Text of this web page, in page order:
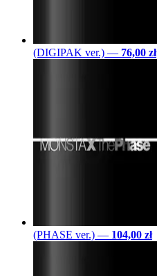
(DIGIPAK ver.) — 76,00 zł
(PHASE ver.) — 104,00 zł